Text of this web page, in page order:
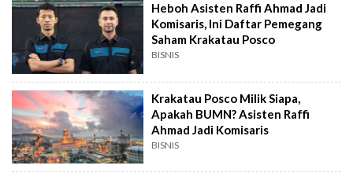
Heboh Asisten Raffi Ahmad Jadi
Komisaris, Ini Daftar Pemegang
Saham Krakatau Posco
BISNIS
Krakatau Posco Milik Siapa,
Apakah BUMN? Asisten Raffi
Ahmad Jadi Komisaris
BISNIS